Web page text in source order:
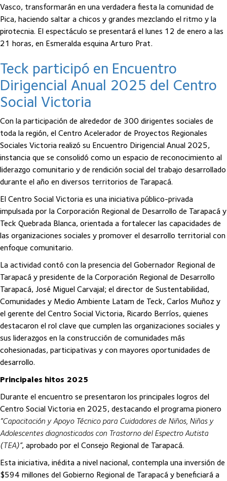
Vasco, transformarán en una verdadera fiesta la comunidad de
Pica, haciendo saltar a chicos y grandes mezclando el ritmo y la
pirotecnia. El espectáculo se presentará el lunes 12 de enero a las
21 horas, en Esmeralda esquina Arturo Prat.
Teck participó en Encuentro
Dirigencial Anual 2025 del Centro
Social Victoria
Con la participación de alrededor de 300 dirigentes sociales de
toda la región, el Centro Acelerador de Proyectos Regionales
Sociales Victoria realizó su Encuentro Dirigencial Anual 2025,
instancia que se consolidó como un espacio de reconocimiento al
liderazgo comunitario y de rendición social del trabajo desarrollado
durante el año en diversos territorios de Tarapacá.
El Centro Social Victoria es una iniciativa público-privada
impulsada por la Corporación Regional de Desarrollo de Tarapacá y
Teck Quebrada Blanca, orientada a fortalecer las capacidades de
las organizaciones sociales y promover el desarrollo territorial con
enfoque comunitario.
La actividad contó con la presencia del Gobernador Regional de
Tarapacá y presidente de la Corporación Regional de Desarrollo
Tarapacá, José Miguel Carvajal; el director de Sustentabilidad,
Comunidades y Medio Ambiente Latam de Teck, Carlos Muñoz y
el gerente del Centro Social Victoria, Ricardo Berríos, quienes
destacaron el rol clave que cumplen las organizaciones sociales y
sus liderazgos en la construcción de comunidades más
cohesionadas, participativas y con mayores oportunidades de
desarrollo.
Principales hitos 2025
Durante el encuentro se presentaron los principales logros del
Centro Social Victoria en 2025, destacando el programa pionero
“Capacitación y Apoyo Técnico para Cuidadores de Niños, Niñas y
Adolescentes diagnosticados con Trastorno del Espectro Autista
(TEA)”, aprobado por el Consejo Regional de Tarapacá.
Esta iniciativa, inédita a nivel nacional, contempla una inversión de
$594 millones del Gobierno Regional de Tarapacá y beneficiará a